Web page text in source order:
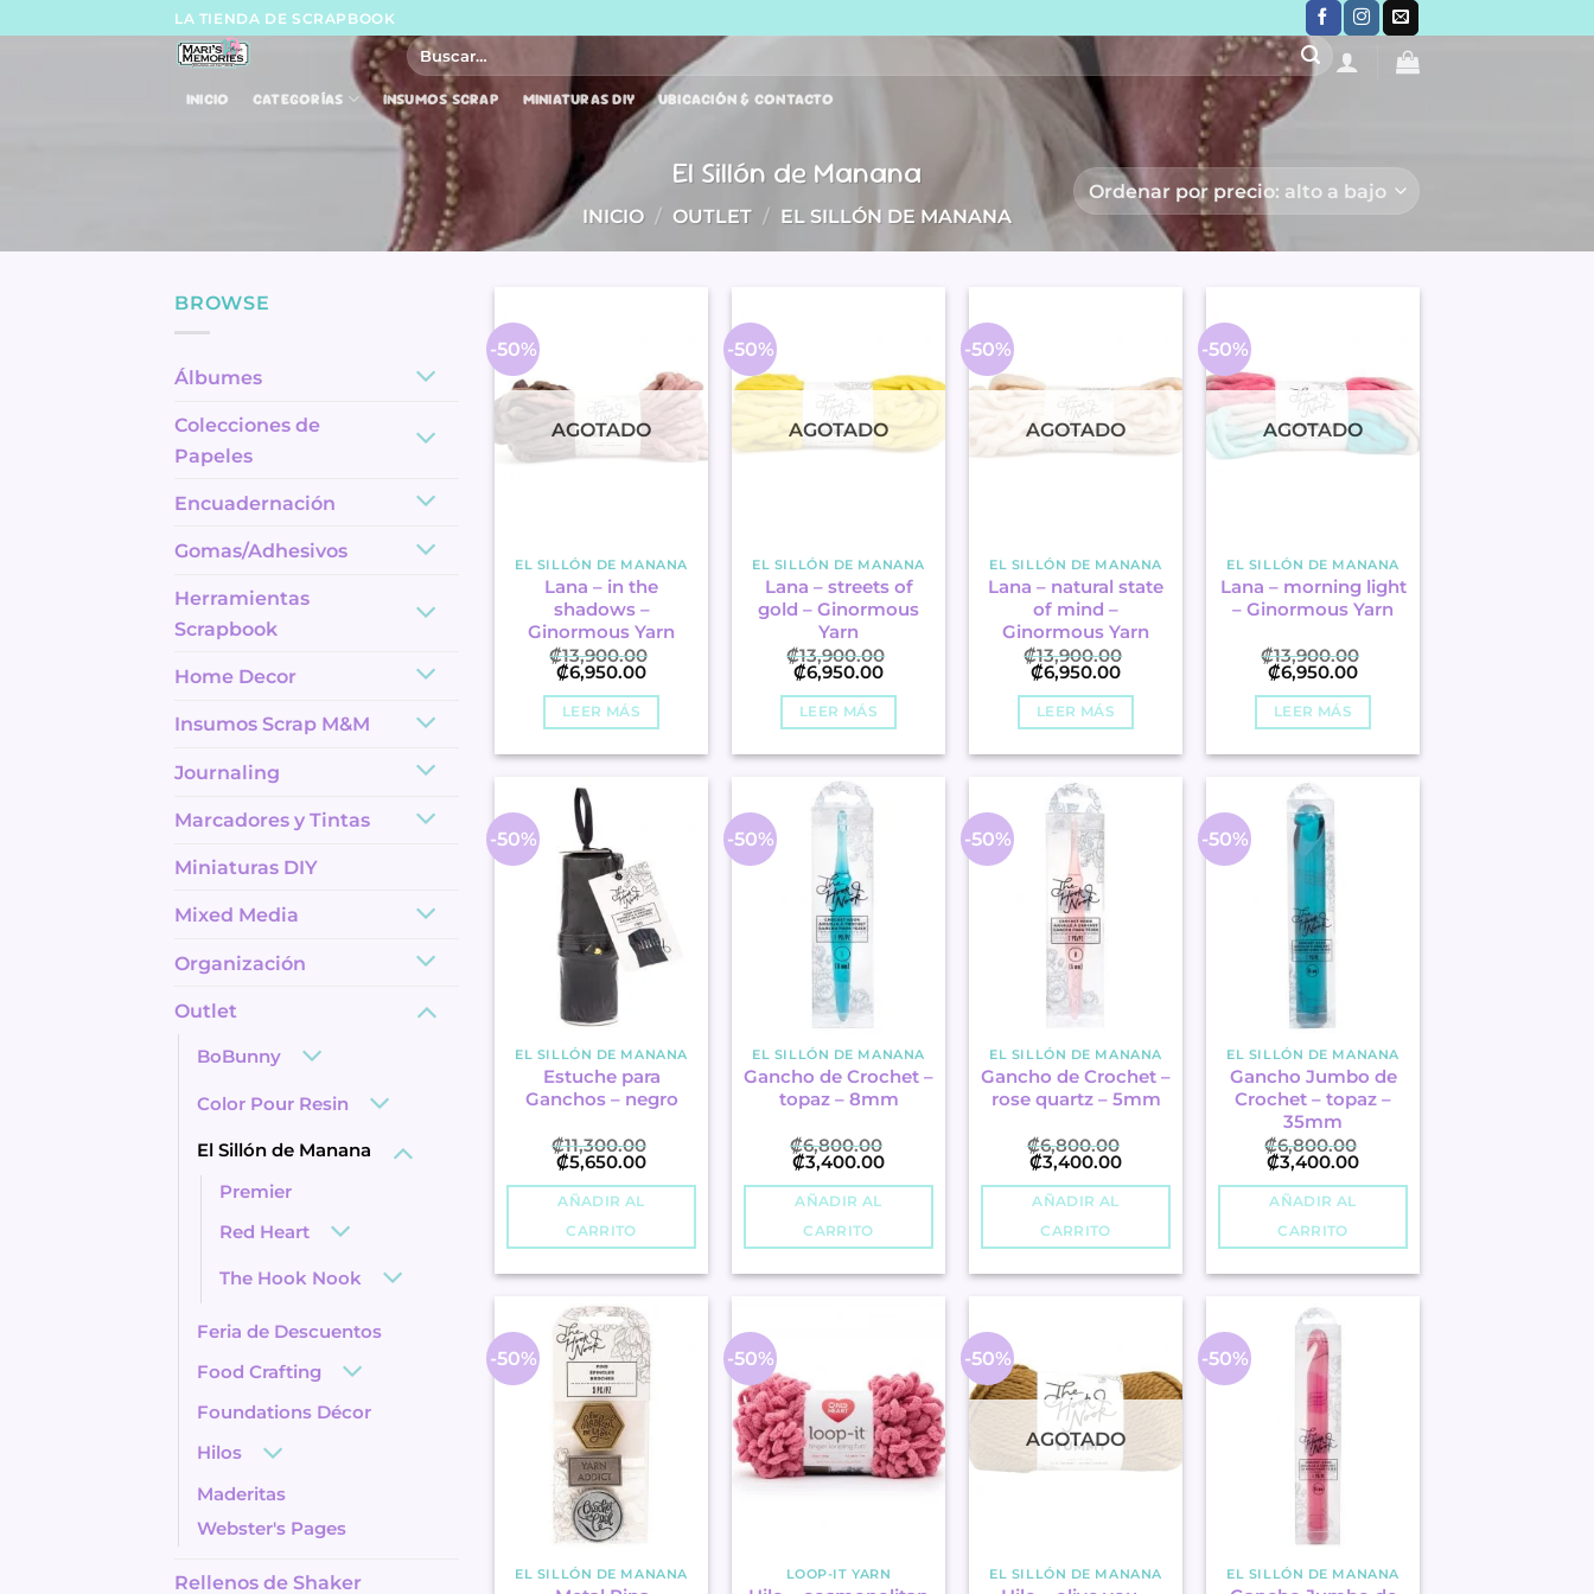
LA TIENDA DE SCRAPBOOK
Buscar
por:
INICIO CATEGORÍAS INSUMOS SCRAP MINIATURAS DIY UBICACIÓN & CONTACTO
El Sillón de Manana
INICIO / OUTLET / EL SILLÓN DE MANANA
BROWSE
Álbumes
Colecciones de
Papeles
Encuadernación
Gomas/Adhesivos
Herramientas
Scrapbook
Home Decor
Insumos Scrap M&M
Journaling
Marcadores y Tintas
Miniaturas DIY
Mixed Media
Organización
Outlet
BoBunny
Color Pour Resin
El Sillón de Manana
Premier
Red Heart
The Hook Nook
Feria de Descuentos
Food Crafting
Foundations Décor
Hilos
Maderitas
Webster's Pages
Rellenos de Shaker
-50%
AGOTADO
EL SILLÓN DE MANANA
Lana – in the
shadows –
Ginormous Yarn
₡13,900.00
El
precio
original
era:
₡13,900.00
₡6,950.00El
actual
₡6,950.00
LEER MÁS
-50%
AGOTADO
EL SILLÓN DE MANANA
Lana – streets of
gold – Ginormous
Yarn
₡13,900.00
El
precio
original
era:
₡13,900.00
₡6,950.00El
actual
₡6,950.00
LEER MÁS
-50%
AGOTADO
EL SILLÓN DE MANANA
Lana – natural state
of mind –
Ginormous Yarn
₡13,900.00
El
precio
original
era:
₡13,900.00
₡6,950.00El
actual
₡6,950.00
LEER MÁS
-50%
AGOTADO
EL SILLÓN DE MANANA
Lana – morning light
– Ginormous Yarn
₡13,900.00
El
precio
original
era:
₡13,900.00
₡6,950.00El
actual
₡6,950.00
LEER MÁS
-50%
EL SILLÓN DE MANANA
Estuche para
Ganchos – negro
₡11,300.00
El
precio
original
era:
₡11,300.00
₡5,650.00El
₡5,650.00
AÑADIR AL
CARRITO
-50%
EL SILLÓN DE MANANA
Gancho de Crochet –
topaz – 8mm
₡6,800.00
El
precio
original
era:
₡6,800.00
₡3,400.00El
₡3,400.00
AÑADIR AL
CARRITO
-50%
EL SILLÓN DE MANANA
Gancho de Crochet –
rose quartz – 5mm
₡6,800.00
El
precio
original
era:
₡6,800.00
₡3,400.00El
₡3,400.00
AÑADIR AL
CARRITO
-50%
EL SILLÓN DE MANANA
Gancho Jumbo de
Crochet – topaz –
35mm
₡6,800.00
El
precio
original
era:
₡6,800.00
₡3,400.00El
₡3,400.00
AÑADIR AL
CARRITO
-50%
EL SILLÓN DE MANANA
-50%
LOOP-IT YARN
-50%
AGOTADO
EL SILLÓN DE MANANA
-50%
EL SILLÓN DE MANANA